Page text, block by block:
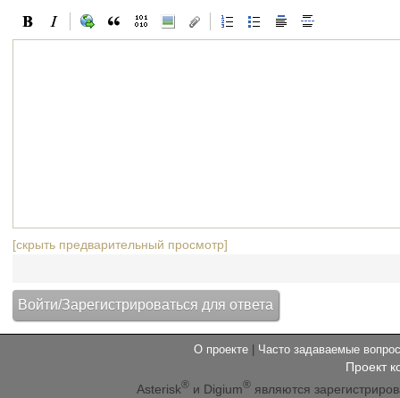
[скрыть предварительный просмотр]
О проекте Часто задаваемые
Проект
Asterisk® и Digium® являются